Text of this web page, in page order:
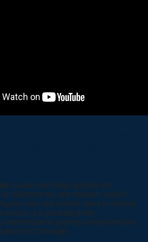
couvre une large gamme de
bâtiment ou une maison, mais il
ceux qui entrent dans le champ
exclus. La garantie porte
imperfections graves compromettant
de l’ouvrage.